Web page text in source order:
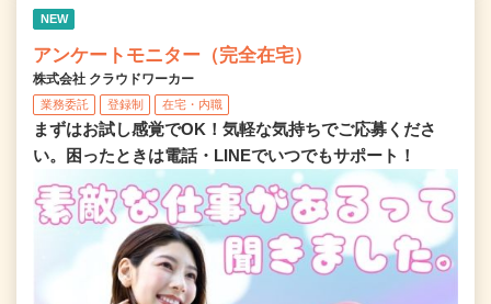
NEW
アンケートモニター（完全在宅）
株式会社 クラウドワーカー
業務委託 登録制 在宅・内職
まずはお試し感覚でOK！気軽な気持ちでご応募くださ
い。困ったときは電話・LINEでいつでもサポート！